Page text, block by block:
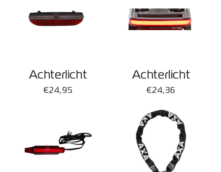
Achterlicht
Normale
€24,95
Achterlicht
Normale
€24,36